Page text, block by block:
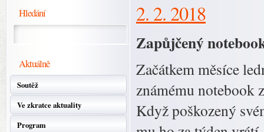
Hledání
Aktuálně
Soutěž
Ve zkratce aktuality
Program
2. 2. 2018
Zapůjčený
Začátkem měsíce
známému notebook
Když poškozený